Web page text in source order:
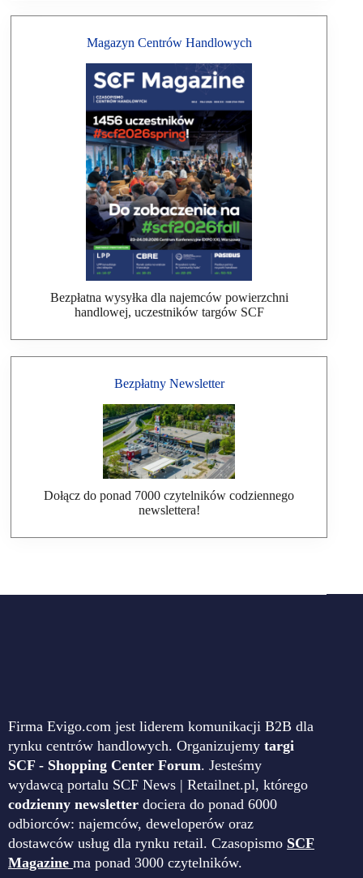
Magazyn Centrów Handlowych
Bezpłatna wysyłka dla najemców powierzchni
handlowej, uczestników targów SCF
Bezpłatny Newsletter
Dołącz do ponad 7000 czytelników codziennego
newslettera!
Firma Evigo.com jest liderem komunikacji B2B dla
rynku centrów handlowych. Organizujemy targi
SCF - Shopping Center Forum. Jesteśmy
wydawcą portalu SCF News | Retailnet.pl, którego
codzienny newsletter dociera do ponad 6000
odbiorców: najemców, deweloperów oraz
dostawców usług dla rynku retail. Czasopismo SCF
Magazine ma ponad 3000 czytelników.